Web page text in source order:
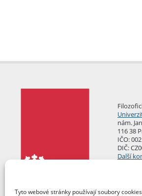
Tyto webové stránky používají soubory
nám.
116 38
IČO:
DIČ:
Další